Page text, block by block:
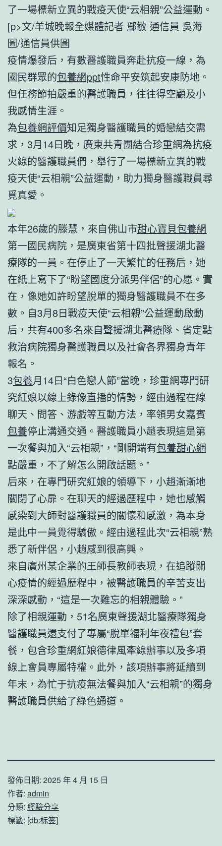
了一場標新立異的戰疫天使“云相親”公益運動。
[p>文/羊城晚報全媒體記者 鄢敏 通信員 吳海
圖/通信員供圖
疫情爆發后，有數醫護職員奔赴抗疫一線，為
國民群眾的包養網ppt性命平安筑起安康防地。
但任務節拍嚴重的醫護職員，往往得空顧及小
我感情生涯。
為包養網評價知足獨身醫護職員的婚戀結交需
求，3月14日晚，廣東共青團結合珍重網為抗疫
火線的醫護職員們，舉行了一場標新立異的戰
疫天使“云相親”公益運動，助力獨身醫護職員尋
覓真愛。
本年26歲的滕慧，來自佛山市甜心寶貝包養網
第一國民病院，是廣東省第十四批聲援湖北醫
療隊的一員。在停止了一天繁忙的任務后，她
在紙上寫下了“盼望國度分派男伴侶”的心愿。實
在，像她如許盼望脫單的獨身醫護職員不在多
數。自3月8日戰疫天使“云相親”公益運動啟動
后，共有400多名來自聲援湖北醫療隊、省定點
救治病院獨身醫護職員以及社會各界獨身青年
報名。
3包養月14日“白色戀人節”當晚，珍重網專門研
究紅娘以線上錄像直播的情勢，經由過程在線
聊天、問答、游戲等互動方法，率領男女嘉賓
包養停止溝通交通。醫護職員小趙表現這是第
一次餐與加入“云相親”，“剛開端有包養甜心網
點嚴重，不了解怎么開啟話題。”
后來，在專門研究紅娘的領導下，小趙漸漸地
關閉了心扉。在聊天的經過歷程中，她也感觸
感染到大師對醫護職員的關懷和感激，為本身
是此中一員覺得驕傲。經由過程此次“云相親”熟
悉了新伴侶，小趙感到很高興。
來自廣州某企業的王師長教師表現，在追蹤關
心疫情的經過歷程中，被醫護職員的辛苦支出
深深感動，“這是一次難忘的相親體驗。”
除了相親運動，51名廣東聲援湖北醫療隊獨身
醫護職員還支付了專屬“脫單福利年夜禮包”套
餐，包含珍重網紅娘德律風牽線辦事以及多項
線上會員專屬特權。此外，該項辦事將延續到
年末，為忙于抗疫無法餐與加入“云相親”的獨身
醫護職員供給了綠色通道。
發佈日期: 2025 年 4 月 15 日
作者: admin
分類: 經驗分享
標籤: [db:标签]